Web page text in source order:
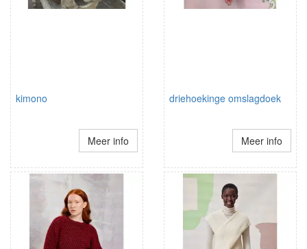
kimono
Meer info
driehoekinge omslagdoek
Meer info